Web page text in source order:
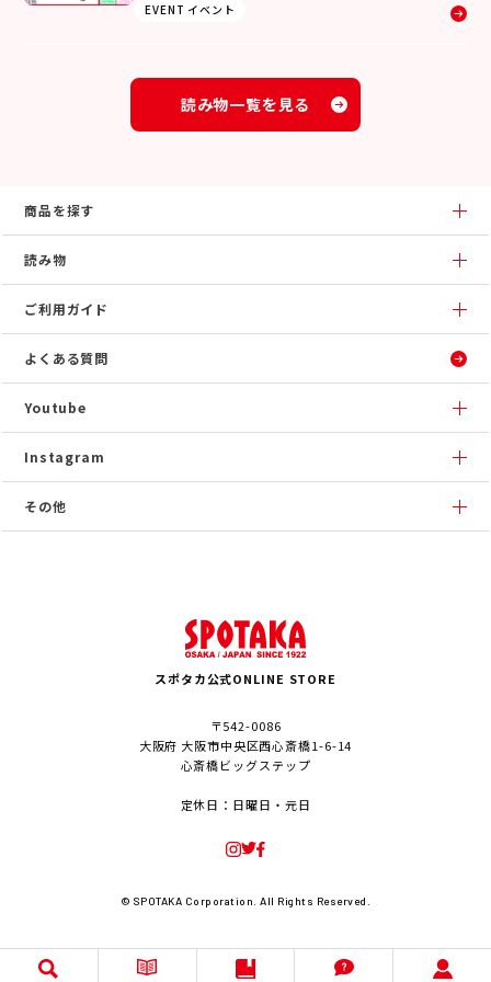
EVENT イベント
読み物一覧を見る
商品を探す
読み物
ご利用ガイド
よくある質問
Youtube
Instagram
その他
スポタカ公式ONLINE STORE
〒542-0086
大阪府 大阪市中央区西心斎橋1-6-14
心斎橋ビッグステップ
定休日：日曜日・元日
© SPOTAKA Corporation. All Rights Reserved.